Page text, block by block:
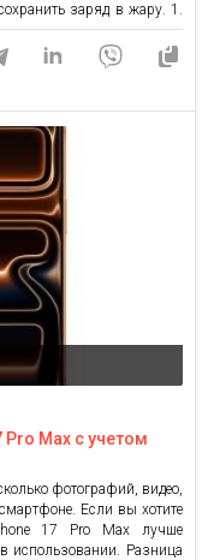
заряд в жару. 1.
Старайтесь не оставлять
Гаджеты часто можно
Max с учетом
фотографий, видео,
Если вы хотите
17 Pro Max лучше
использовании. Разница